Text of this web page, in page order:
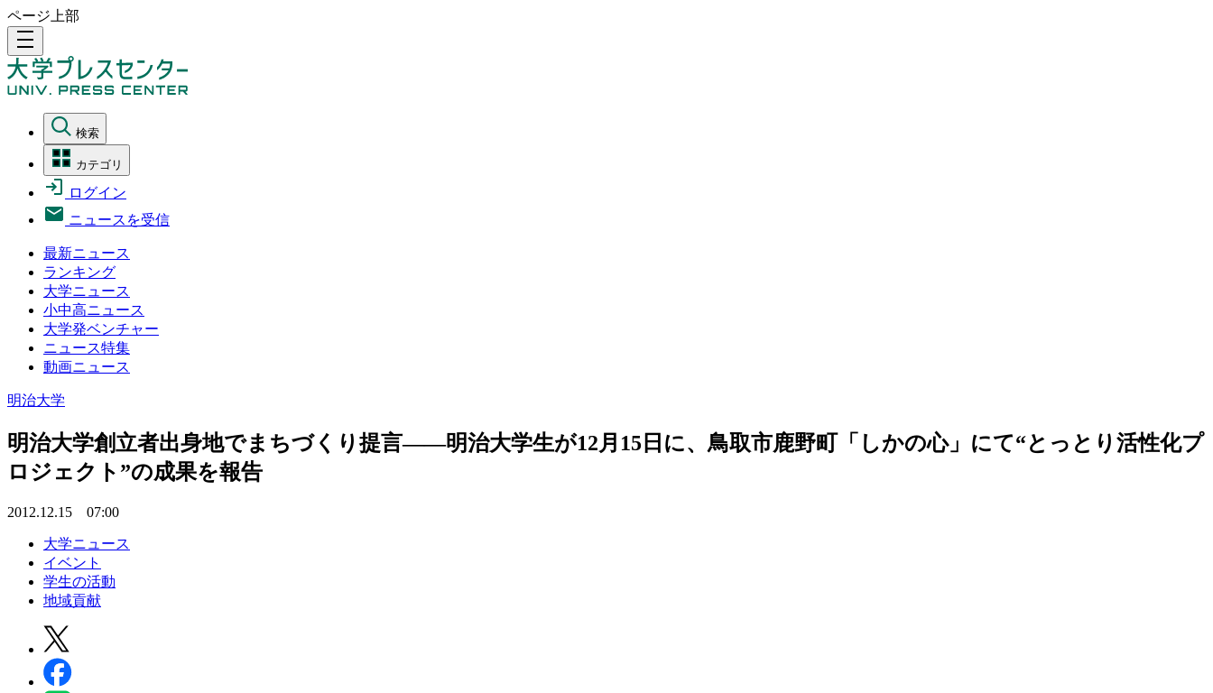
ページ上部
density_medium
検索
カテゴリ
ログイン
ニュースを受信
最新ニュース
ランキング
大学ニュース
小中高ニュース
大学発ベンチャー
ニュース特集
動画ニュース
明治大学
明治大学創立者出身地でまちづくり提言――明治大学生が12月15日に、鳥取市鹿野町「しかの心」にて“とっとり活性化プ
ロジェクト”の成果を報告
2012.12.15 07:00
大学ニュース
イベント
学生の活動
地域貢献